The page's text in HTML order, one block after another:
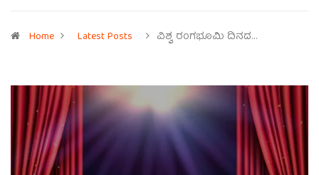
Home Latest Posts ವಿಶ್ವ ರಂಗಭೂಮಿ ದಿನದ…